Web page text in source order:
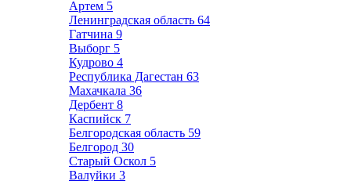
Артем 5
Ленинградская область 64
Гатчина 9
Выборг 5
Кудрово 4
Республика Дагестан 63
Махачкала 36
Дербент 8
Каспийск 7
Белгородская область 59
Белгород 30
Старый Оскол 5
Валуйки 3